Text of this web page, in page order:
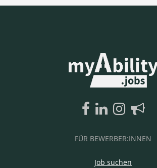
FÜR BEWERBER:INNEN
Job suchen